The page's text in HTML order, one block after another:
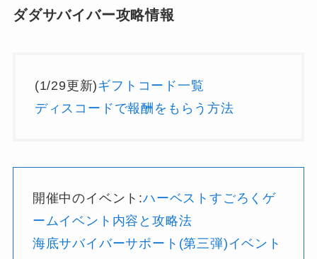
ダダサバイバー攻略情報
(1/29更新)ギフトコード一覧
ディスコードで報酬をもらう方法
開催中のイベント:ハーベストすごろくゲ
ームイベント内容と攻略法
海底サバイバーサポート(第三弾)イベント